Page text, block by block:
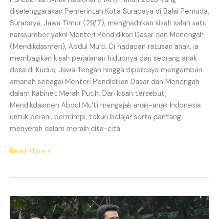
diselenggarakan Pemerintah Kota Surabaya di Balai Pemuda,
Surabaya, Jawa Timur (29/7), menghadirkan kisah salah satu
narasumber yakni Menteri Pendidikan Dasar dan Menengah
(Mendikdasmen), Abdul Mu’ti. Di hadapan ratusan anak, ia
membagikan kisah perjalanan hidupnya dari seorang anak
desa di Kudus, Jawa Tengah hingga dipercaya mengemban
amanah sebagai Menteri Pendidikan Dasar dan Menengah
dalam Kabinet Merah Putih. Dari kisah tersebut,
Mendikdasmen Abdul Mu’ti mengajak anak-anak Indonesia
untuk berani, bermimpi, tekun belajar serta pantang
menyerah dalam meraih cita-cita.
Read More »
SMAN
2